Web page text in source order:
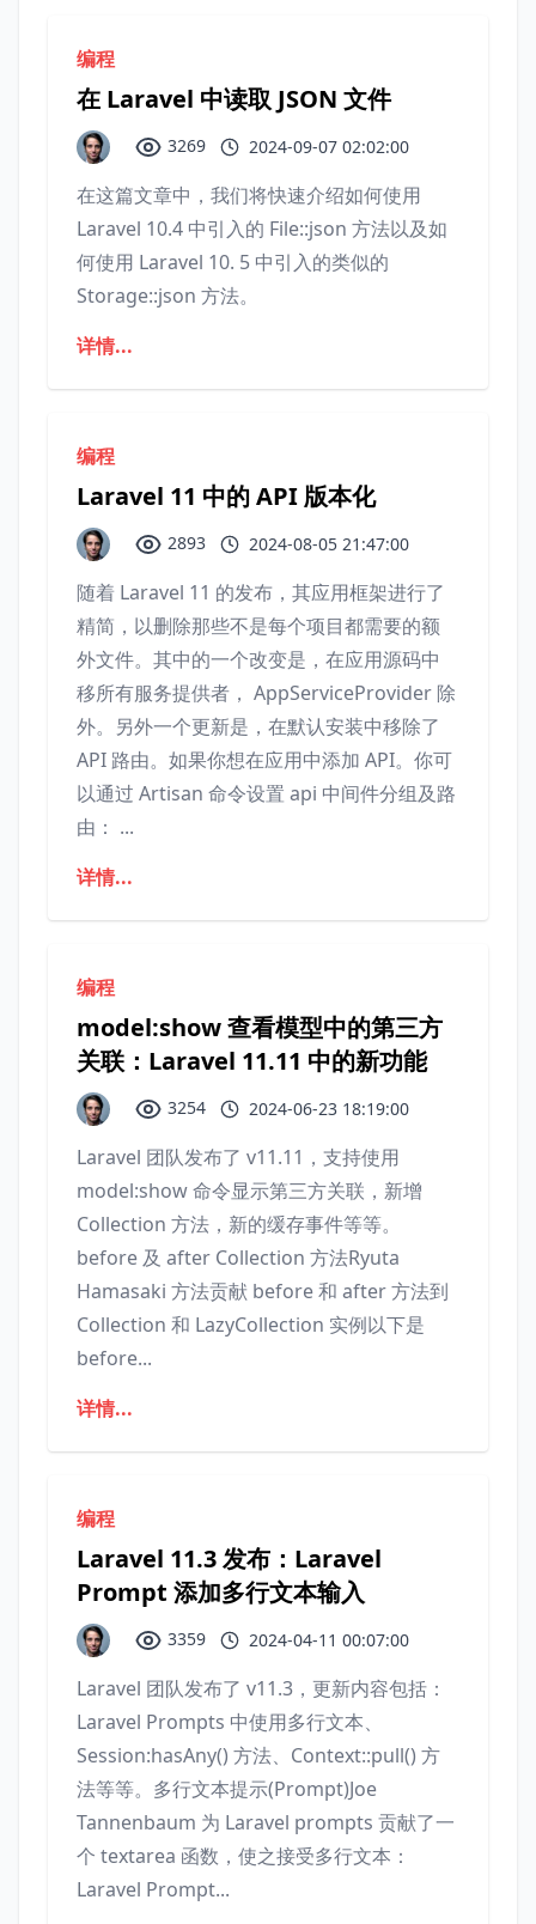
编程
在 Laravel 中读取 JSON 文件
3269 2024-09-07 02:02:00
在这篇文章中，我们将快速介绍如何使用
Laravel 10.4 中引入的 File::json 方法以及如
何使用 Laravel 10. 5 中引入的类似的
Storage::json 方法。
详情...
编程
Laravel 11 中的 API 版本化
2893 2024-08-05 21:47:00
随着 Laravel 11 的发布，其应用框架进行了
精简，以删除那些不是每个项目都需要的额
外文件。其中的一个改变是，在应用源码中
移所有服务提供者， AppServiceProvider 除
外。另外一个更新是，在默认安装中移除了
API 路由。如果你想在应用中添加 API。你可
以通过 Artisan 命令设置 api 中间件分组及路
由： ...
详情...
编程
model:show 查看模型中的第三方
关联：Laravel 11.11 中的新功能
3254 2024-06-23 18:19:00
Laravel 团队发布了 v11.11，支持使用
model:show 命令显示第三方关联，新增
Collection 方法，新的缓存事件等等。
before 及 after Collection 方法Ryuta
Hamasaki 方法贡献 before 和 after 方法到
Collection 和 LazyCollection 实例以下是
before...
详情...
编程
Laravel 11.3 发布：Laravel
Prompt 添加多行文本输入
3359 2024-04-11 00:07:00
Laravel 团队发布了 v11.3，更新内容包括：
Laravel Prompts 中使用多行文本、
Session:hasAny() 方法、Context::pull() 方
法等等。多行文本提示(Prompt)Joe
Tannenbaum 为 Laravel prompts 贡献了一
个 textarea 函数，使之接受多行文本：
Laravel Prompt...